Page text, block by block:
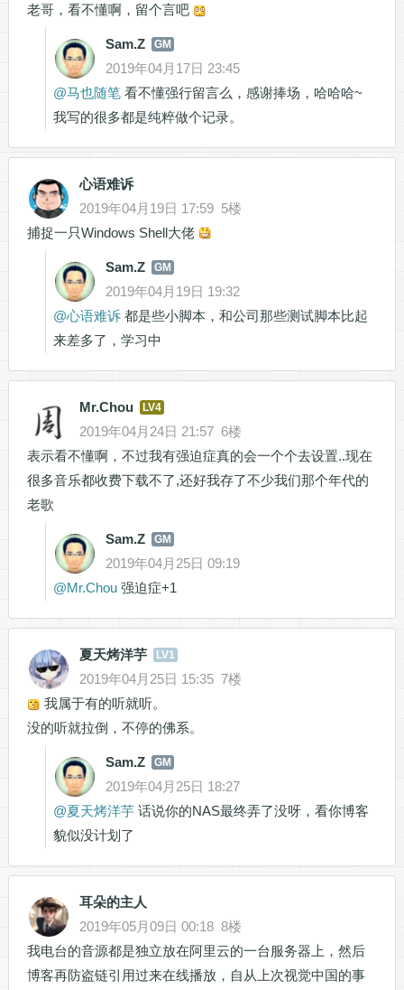
老哥，看不懂啊，留个言吧
Sam.Z GM
2019年04月17日 23:45
@马也随笔看不懂强行留言么，感谢捧场，哈哈哈~
我写的很多都是纯粹做个记录。
心语难诉
2019年04月19日 17:59 5楼
捕捉一只Windows Shell大佬
Sam.Z GM
2019年04月19日 19:32
@心语难诉都是些小脚本，和公司那些测试脚本比起
来差多了，学习中
Mr.Chou LV4
2019年04月24日 21:57 6楼
表示看不懂啊，不过我有强迫症真的会一个个去设置..现在
很多音乐都收费下载不了,还好我存了不少我们那个年代的
老歌
Sam.Z GM
2019年04月25日 09:19
@Mr.Chou强迫症+1
夏天烤洋芋 LV1
2019年04月25日 15:35 7楼
我属于有的听就听。
没的听就拉倒，不停的佛系。
Sam.Z GM
2019年04月25日 18:27
@夏天烤洋芋话说你的NAS最终弄了没呀，看你博客
貌似没计划了
耳朵的主人
2019年05月09日 00:18 8楼
我电台的音源都是独立放在阿里云的一台服务器上，然后
博客再防盗链引用过来在线播放，自从上次视觉中国的事